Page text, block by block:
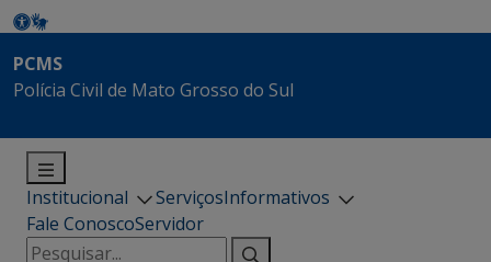
PCMS
Polícia Civil de Mato Grosso do Sul
Institucional ServiçosInformativos
Fale ConoscoServidor
Pesquisar